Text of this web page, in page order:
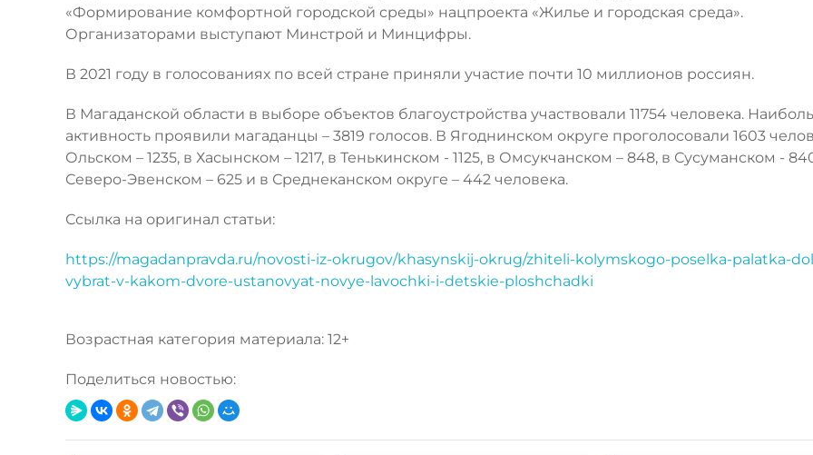
«Формирование комфортной городской среды» нацпроекта «Жилье и городская среда».
Организаторами выступают Минстрой и Минцифры.
В 2021 году в голосованиях по всей стране приняли участие почти 10 миллионов россиян.
В Магаданской области в выборе объектов благоустройства участвовали 11754 человека.
активность проявили магаданцы – 3819 голосов. В Ягоднинском округе проголосовали 1603
Ольском – 1235, в Хасынском – 1217, в Тенькинском - 1125, в Омсукчанском – 848, в Сусуманском -
Северо-Эвенском – 625 и в Среднеканском округе – 442 человека.
Ссылка на оригинал статьи:
https://magadanpravda.ru/novosti-iz-okrugov/khasynskij-okrug/zhiteli-kolymskogo-poselka-palatka-
vybrat-v-kakom-dvore-ustanovyat-novye-lavochki-i-detskie-ploshchadki
Возрастная категория материала: 12+
Поделиться новостью: